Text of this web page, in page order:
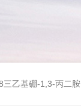
三乙基硼-1,3-丙二胺